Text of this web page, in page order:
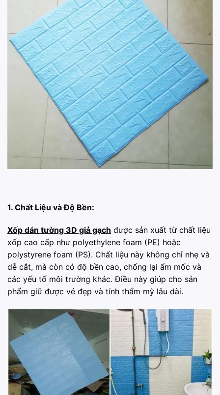
1. Chất Liệu và Độ Bền:
Xốp dán tường 3D giả gạch được sản xuất từ chất liệu
xốp cao cấp như polyethylene foam (PE) hoặc
polystyrene foam (PS). Chất liệu này không chỉ nhẹ và
dễ cắt, mà còn có độ bền cao, chống lại ẩm mốc và
các yếu tố môi trường khác. Điều này giúp cho sản
phẩm giữ được vẻ đẹp và tính thẩm mỹ lâu dài.